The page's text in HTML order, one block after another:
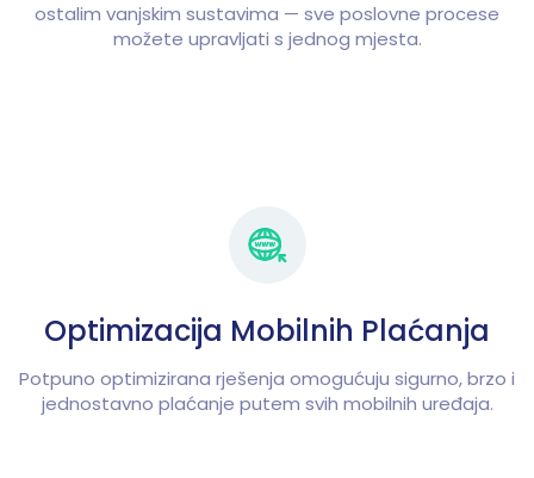
ostalim vanjskim sustavima — sve poslovne procese
možete upravljati s jednog mjesta.
Optimizacija Mobilnih Plaćanja
Potpuno optimizirana rješenja omogućuju sigurno, brzo i
jednostavno plaćanje putem svih mobilnih uređaja.